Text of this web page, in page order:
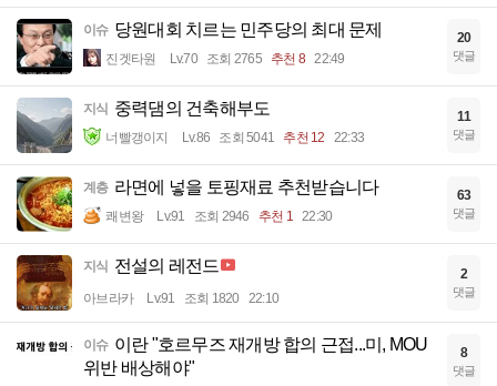
이슈 당원대회 치르는 민주당의 최대 문제
진겟타원 Lv.70 조회 2765 추천 8 22:49
20
댓글
지식 중력댐의 건축해부도
너빨갱이지 Lv.86 조회 5041 추천 12 22:33
11
댓글
계층 라면에 넣을 토핑재료 추천받습니다
쾌변왕 Lv.91 조회 2946 추천 1 22:30
63
댓글
지식 전설의 레전드
아브라카 Lv.91 조회 1820 22:10
2
댓글
이슈 이란 "호르무즈 재개방 합의 근접...미, MOU
위반 배상해야"
8
댓글